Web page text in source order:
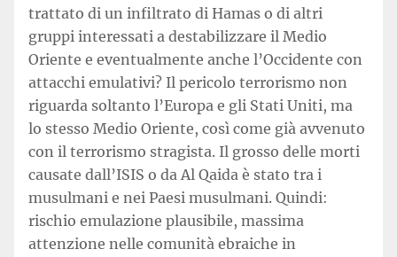
trattato di un infiltrato di Hamas o di altri
gruppi interessati a destabilizzare il Medio
Oriente e eventualmente anche l’Occidente con
attacchi emulativi? Il pericolo terrorismo non
riguarda soltanto l’Europa e gli Stati Uniti, ma
lo stesso Medio Oriente, così come già avvenuto
con il terrorismo stragista. Il grosso delle morti
causate dall’ISIS o da Al Qaida è stato tra i
musulmani e nei Paesi musulmani. Quindi:
rischio emulazione plausibile, massima
attenzione nelle comunità ebraiche in